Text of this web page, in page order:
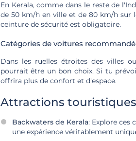
En Kerala, comme dans le reste de
de 50 km/h en ville et de 80 km/h sur
ceinture de sécurité est obligatoire.
Catégories de voitures
Dans les ruelles étroites des villes
pourrait être un bon choix. Si tu
offrira plus de confort et d'espace.
Attractions
Backwaters de Kerala: Explore ces
une expérience véritablement